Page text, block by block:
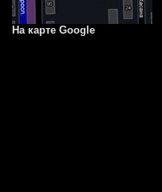
На карте Google